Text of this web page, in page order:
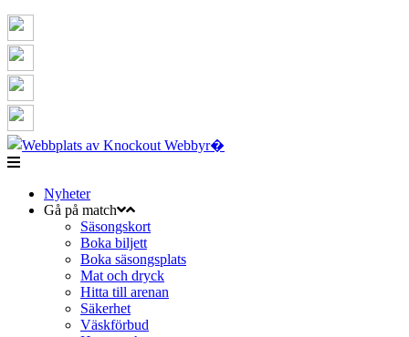
Nyheter
Gå på match
Säsongskort
Boka biljett
Boka säsongsplats
Mat och dryck
Hitta till arenan
Säkerhet
Väskförbud